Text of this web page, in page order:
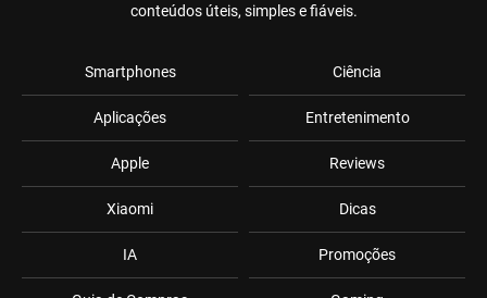
conteúdos úteis, simples e fiáveis.
Smartphones
Aplicações
Apple
Xiaomi
IA
Ciência
Entretenimento
Reviews
Dicas
Promoções